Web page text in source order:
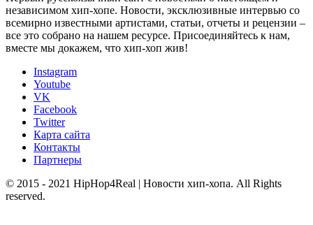
независимом хип-хопе. Новости, эксклюзивные интервью со
всемирно известными артистами, статьи, отчеты и рецензии –
все это собрано на нашем ресурсе. Присоединяйтесь к нам,
вместе мы докажем, что хип-хоп жив!
Instagram
Youtube
VK
Facebook
Twitter
Карта сайта
Контакты
Партнеры
© 2015 - 2021 HipHop4Real | Новости хип-хопа. All Rights
reserved.